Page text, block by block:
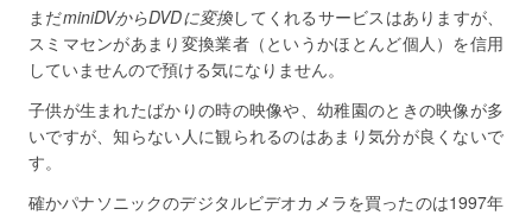
まだminiDVからDVDに変換してくれるサービスはありますが、
スミマセンがあまり変換業者（というかほとんど個人）を信用
していませんので預ける気になりません。
子供が生まれたばかりの時の映像や、幼稚園のときの映像が多
いですが、知らない人に観られるのはあまり気分が良くないで
す。
確かパナソニックのデジタルビデオカメラを買ったのは1997年